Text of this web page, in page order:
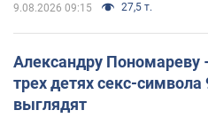
9.08.2026 09:15 27,5 т.
Александру Пономареву
трех детях секс-символа
выглядят